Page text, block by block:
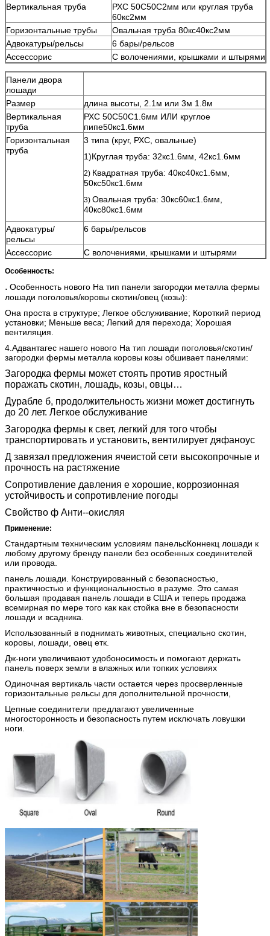
Вертикальная труба
РХС 50С50С2мм или круглая труба
60кс2мм
Горизонтальные трубы
Овальная труба 80кс40кс2мм
Адвокатуры/рельсы
6 бары/рельсов
Ассессорис
С волочениями, крышками и штырями
Панели двора
лошади
Размер
длина высоты, 2.1м или 3м 1.8м
Вертикальная
труба
РХС 50С50С1.6мм ИЛИ круглое
пипе50кс1.6мм
Горизонтальная
труба
3 типа (круг, РХС, овальные)
1)Круглая труба: 32кс1.6мм, 42кс1.6мм
2) Квадратная труба: 40кс40кс1.6мм,
50кс50кс1.6мм
3) Овальная труба: 30кс60кс1.6мм,
40кс80кс1.6мм
Адвокатуры/
рельсы
6 бары/рельсов
Ассессорис С волочениями, крышками и штырями
Особенность:
. Особенность нового На тип панели загородки металла фермы
лошади поголовья/коровы скотин/овец (козы):
Она проста в структуре; Легкое обслуживание; Короткий период
установки; Меньше веса; Легкий для перехода; Хорошая
вентиляция.
4.Адвантагес нашего нового На тип лошади поголовья/скотин/
загородки фермы металла коровы козы обшивает панелями:
Загородка фермы может стоять против яростный
поражать скотин, лошадь, козы, овцы…
Дурабле б, продолжительность жизни может достигнуть
до 20 лет. Легкое обслуживание
Загородка фермы к свет, легкий для того чтобы
транспортировать и установить, вентилирует дяфаноус
Д завязал предложения ячеистой сети высокопрочные и
прочность на растяжение
Сопротивление давления е хорошие, коррозионная
устойчивость и сопротивление погоды
Свойство ф Анти--окисляя
Применение:
Стандартным техническим условиям панельсКоннекц лошади к
любому другому бренду панели без особенных соединителей
или провода.
панель лошади. Конструированный с безопасностью,
практичностью и функциональностью в разуме. Это самая
большая продавая панель лошади в США и теперь продажа
всемирная по мере того как как стойка вне в безопасности
лошади и всадника.
Использованный в поднимать животных, специально скотин,
коровы, лошади, овец етк.
Дж-ноги увеличивают удобоносимость и помогают держать
панель поверх земли в влажных или топких условиях
Одиночная вертикаль части остается через просверленные
горизонтальные рельсы для дополнительной прочности,
Цепные соединители предлагают увеличенные
многосторонность и безопасность путем исключать ловушки
ноги.